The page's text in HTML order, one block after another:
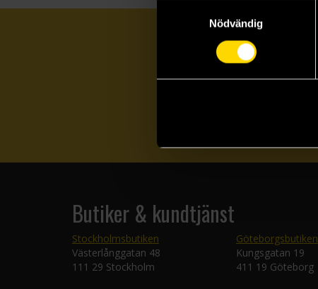
Samtyckesval
Nödvändig
Butiker & kundtjänst
Stockholmsbutiken
Västerlånggatan 48
111 29 Stockholm
Göteborgsbutiken
Kungsgatan 19
411 19 Göteborg